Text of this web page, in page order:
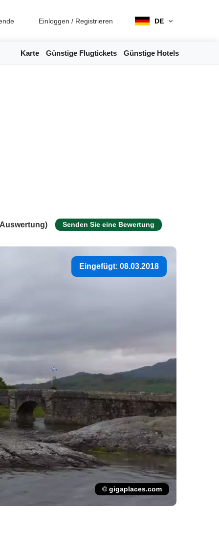
Einloggen / Registrieren DE
Karte Günstige Flugtickets Günstige Hotels
Senden Sie eine Bewertung
Eingefügt: 08.03.2018
© gigaplaces.com